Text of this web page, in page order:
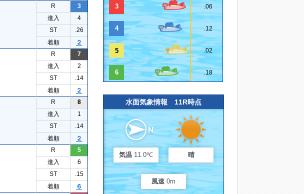
R
3
進入
4
ST
.26
着順
２
R
7
進入
2
ST
.14
着順
２
R
8
進入
1
ST
.14
着順
２
R
5
進入
6
ST
.15
着順
６
3 .06
4 .12
5 .02
6 .18
水面気象情報 11R時点
気温 11.0℃ 晴
風速 0m